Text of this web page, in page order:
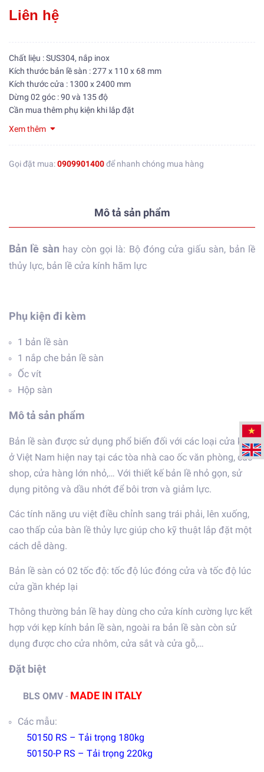
Liên hệ
Chất liệu : SUS304, nắp inox
Kích thước bản lề sàn : 277 x 110 x 68 mm
Kích thước cửa : 1300 x 2400 mm
Dừng 02 góc : 90 và 135 độ
Cần mua thêm phụ kiện khi lắp đặt
Xem thêm
Gọi đặt mua:0909901400để nhanh chóng mua hàng
Mô tả sản phẩm
Bản lề sàn hay còn gọi là: Bộ đóng cửa giấu sàn, bản lề
thủy lực, bản lề cửa kính hãm lực​
Phụ kiện đi kèm
1 bản lề sàn
1 nắp che bản lề sàn
Ốc vít
Hộp sàn
Mô tả sản phẩm
Bản lề sàn được sử dụng phổ biến đối với các loại cửa kính
ở Việt Nam hiện nay tại các tòa nhà cao ốc văn phòng, các
shop, cửa hàng lớn nhỏ,… Với thiết kế bản lề nhỏ gọn, sử
dụng pitông và dầu nhớt để bôi trơn và giảm lực.
Các tính năng ưu việt điều chỉnh sang trái phải, lên xuống,
cao thấp của bàn lề thủy lực giúp cho kỹ thuật lắp đặt một
cách dễ dàng.
Bản lề sàn có 02 tốc độ: tốc độ lúc đóng cửa và tốc độ lúc
cửa gần khép lại
Thông thường bản lề hay dùng cho cửa kính cường lực kết
hợp với kẹp kính bản lề sàn, ngoài ra bản lề sàn còn sử
dụng được cho cửa nhôm, cửa sắt và cửa gỗ,…
Đặt biệt
BLS OMV - MADE IN ITALY
Các mẫu:
50150 RS – Tải trọng 180kg
50150-P RS – Tải trọng 220kg